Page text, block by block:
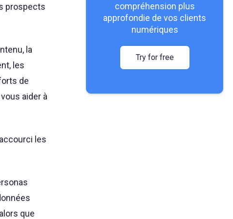
prospects
la
les
de
aider à
les
que
compréhension plus
approfondie de vos clients
numériques
Try for free